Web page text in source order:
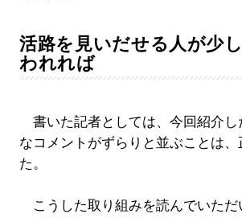
活路を見いだせる人が少
われれば
書いた記者としては、今回紹介し
なコメントがずらりと並ぶことは、
た。
こうした取り組みを読んでいただ